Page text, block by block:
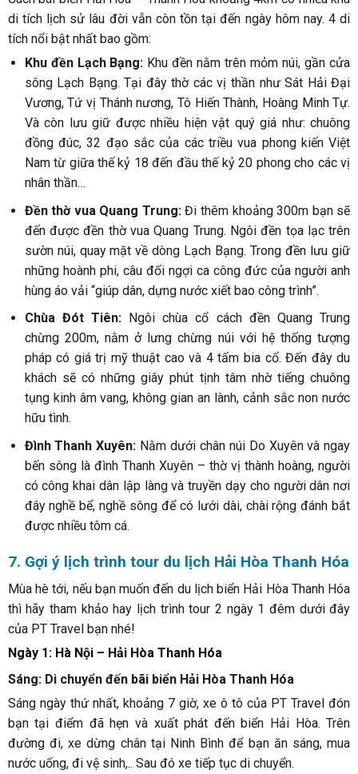
di tích lịch sử lâu đời vẫn còn tồn tại đến ngày hôm nay. 4 di
tích nổi bật nhất bao gồm:
Khu đền Lạch Bạng: Khu đền nằm trên mỏm núi, gần cửa
sông Lạch Bạng. Tại đây thờ các vị thần nhưSát Hải Đại
Vương, Tứ vị Thánh nương, Tô Hiến Thành, Hoàng Minh Tự.
Và còn lưu giữ được nhiều hiện vật quý giá như: chuông
đồng đúc, 32 đạo sắc của các triều vua phong kiến Việt
Nam từ giữa thế kỷ 18 đến đầu thế kỷ 20 phong cho các vị
nhân thần…
Đền thờ vua Quang Trung:Đi thêm khoảng 300m bạn sẽ
đến đượcđền thờ vua Quang Trung. Ngôi đền tọa lạc trên
sườn núi, quay mặt về dòng Lạch Bạng. Trong đền lưu giữ
những hoành phi, câu đối ngợi ca công đức của người anh
hùng áo vải “giúp dân, dựng nước xiết bao công trình”.
Chùa Đót Tiên:
Ngôi chùa cổ cách đền Quang Trung
chừng 200m, nằm ở lưng chừng núi với hệ thống tượng
pháp có giá trị mỹ thuật cao và 4 tấm bia cổ. Đến đây du
khách sẽ có những giây phút tịnh tâm nhờ tiếng chuông
tụng kinh âm vang, không gian an lành, cảnh sắc non nước
hữu tình.
Đình Thanh Xuyên: Nằm dưới chân núi Do Xuyên và ngay
bến sông là đình Thanh Xuyên – thờ vị thành hoàng, người
có công khai dân lập làng và truyền dạy cho người dân nơi
đây nghề bể, nghề sông để có lưới dài, chài rộng đánh bắt
được nhiều tôm cá.
7. Gợi ý lịch trình tour du lịch Hải Hòa Thanh Hóa
Mùa hè tới, nếu bạn muốn đến du lịch biển Hải Hòa Thanh Hóa
thì hãy tham khảo hay lịch trình tour 2 ngày 1 đêm dưới đây
của PT Travel bạn nhé!
Ngày 1: Hà Nội – Hải Hòa Thanh Hóa
Sáng: Di chuyển đến bãi biển Hải Hòa Thanh Hóa
Sáng ngày thứ nhất, khoảng 7 giờ, xe ô tô của PT Travel đón
bạn tại điểm đã hẹn và xuất phát đến biển Hải Hòa. Trên
đường đi, xe dừng chân tại Ninh Bình để bạn ăn sáng, mua
nước uống, đi vệ sinh,.. Sau đó xe tiếp tục di chuyển.